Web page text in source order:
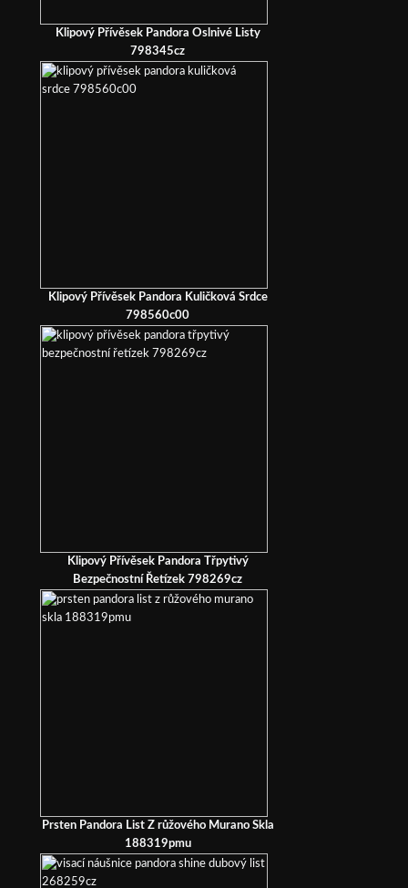
Klipový Přívěsek Pandora Oslnivé Listy
798345cz
Klipový Přívěsek Pandora Kuličková Srdce
798560c00
Klipový Přívěsek Pandora Třpytivý
Bezpečnostní Řetízek 798269cz
Prsten Pandora List Z růžového Murano Skla
188319pmu